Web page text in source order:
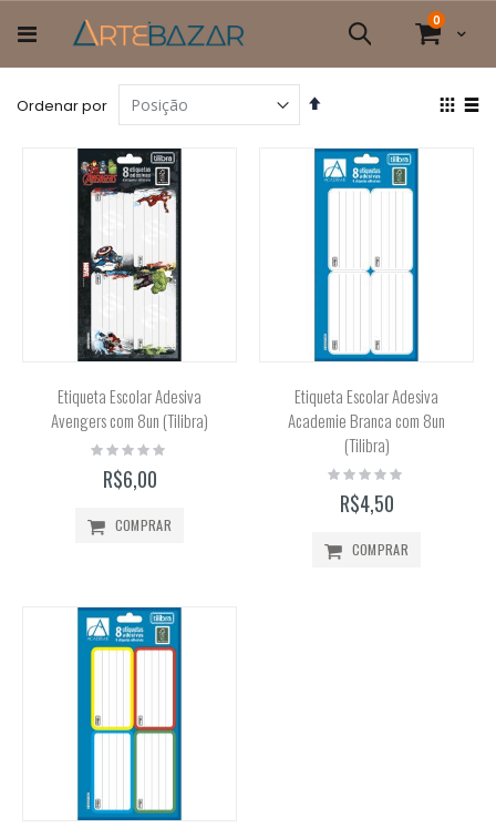
para
o
conteúdo
Cart
0itens
Pesquisa
Ordenar por
Definir
Ver
Etiqueta Escolar Adesiva
Avengers com 8un (Tilibra)
Rating:
R$6,00
COMPRAR
Etiqueta Escolar Adesiva
Academie Branca com 8un
(Tilibra)
Rating:
R$4,50
COMPRAR